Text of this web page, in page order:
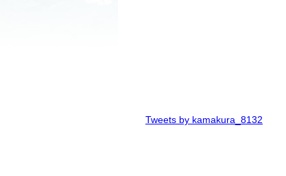
Tweets by kamakura_8132